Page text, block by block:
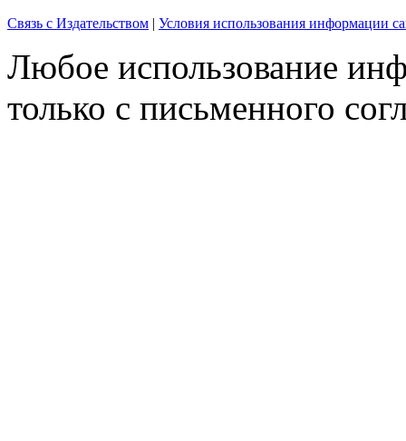
Связь с Издательством | Условия использования информации
Любое использование
только с письменного